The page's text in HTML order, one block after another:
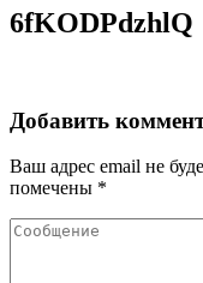
6fKODPdzhlQ
Добавить
Ваш адрес email не
помечены *